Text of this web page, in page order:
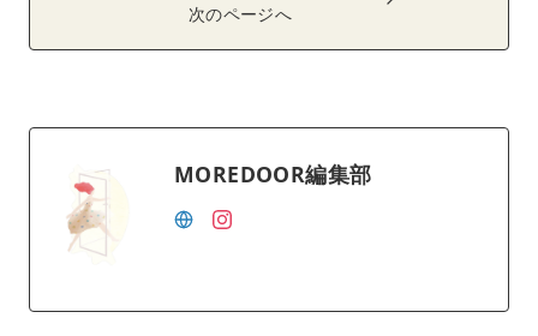
次のページへ
MOREDOOR編集部